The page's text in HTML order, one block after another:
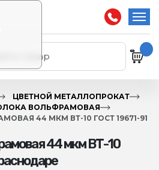
ЦВЕТНОЙ МЕТАЛЛОПРОКАТ
ВОЛЬФРАМОВАЯ
44 МКМ ВТ-10 ГОСТ 19671-91
44 мкм ВТ-10